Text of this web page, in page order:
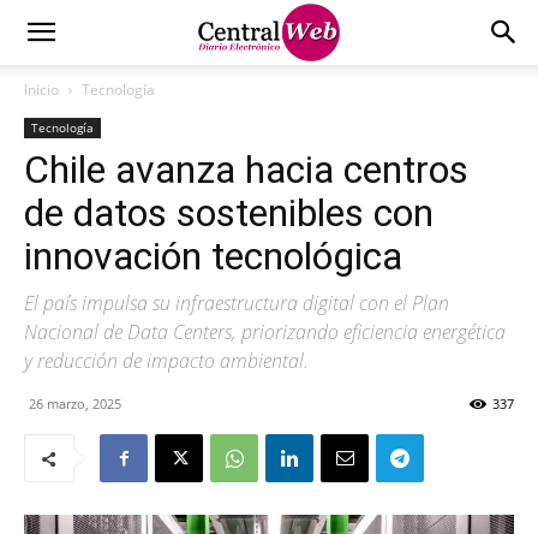
Inicio Tecnología
Tecnología
Chile avanza hacia centros
de datos sostenibles con
innovación tecnológica
El país impulsa su infraestructura digital con el Plan
Nacional de Data Centers, priorizando eficiencia energética
y reducción de impacto ambiental.
26 marzo, 2025 337